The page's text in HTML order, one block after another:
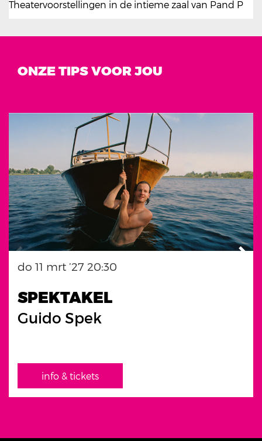
Theatervoorstellingen in de intieme zaal van Pand P
ONZE TIPS VOOR JOU
SPEKTAKEL
Guido Spek
do 11 mrt ’27 20:30
info & tickets